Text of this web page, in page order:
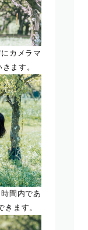
カメラマ
ます。
間内であ
ます。